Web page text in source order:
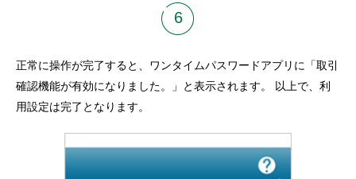
6
正常に操作が完了すると、ワンタイムパスワードアプリに「取引
確認機能が有効になりました。」と表示されます。 以上で、利
用設定は完了となります。